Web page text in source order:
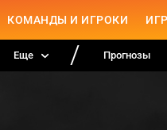
КОМАНДЫ И ИГРОКИ
Еще Прогнозы